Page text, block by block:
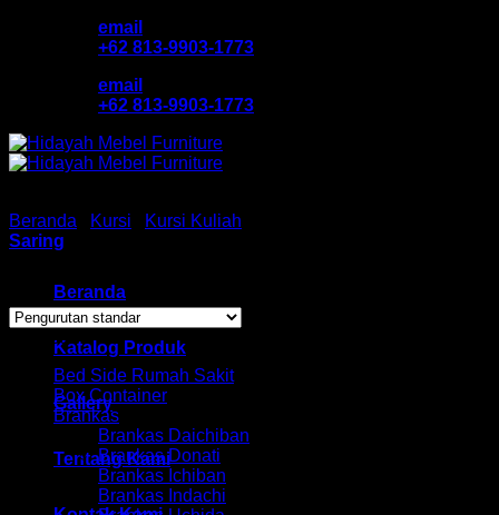
email
+62 813-9903-1773
email
+62 813-9903-1773
Beranda
Katalog Produk
Gallery
Tentang Kami
Beranda Kursi Kursi Kuliah
Saring
Browse
Bed Side Rumah Sakit
Box Container
Brankas
Brankas Daichiban
Brankas Donati
Brankas Ichiban
Brankas Indachi